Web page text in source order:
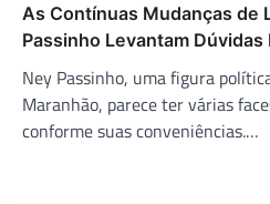
As Contínuas Mudanças de
Passinho Levantam
Ney Passinho, uma figura
Maranhão, parece ter várias
conforme suas conveniências.…